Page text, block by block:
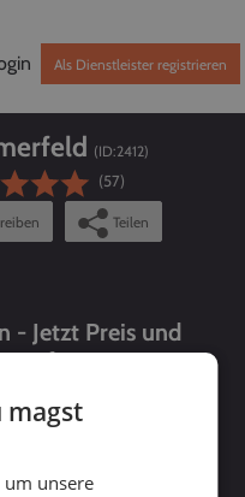
Als Dienstleister registrieren
(ID:2412)
(57)
Teilen
- Jetzt Preis und
prüfen!
magst
um unsere